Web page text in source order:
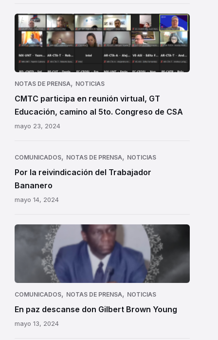
Camino
al
5to.
Congreso
de
CSA
CMTC
NOTAS DE PRENSA, NOTICIAS
CMTC participa en reunión virtual, GT
Educación, camino al 5to. Congreso de CSA
mayo 23, 2024
COMUNICADOS, NOTAS DE PRENSA, NOTICIAS
Por la reivindicación del Trabajador
Bananero
mayo 14, 2024
COMUNICADOS, NOTAS DE PRENSA, NOTICIAS
En paz descanse don Gilbert Brown Young
mayo 13, 2024